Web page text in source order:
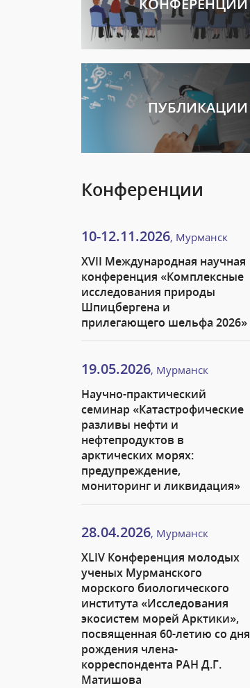
КОНФЕРЕНЦИИ
ПУБЛИКАЦИИ
Конференции
10-12.11.2026, Мурманск
XVII Международная научная
конференция «Комплексные
исследования природы
Шпицбергена и
прилегающего шельфа 2026»
19.05.2026, Мурманск
Научно-практический
семинар «Катастрофические
разливы нефти и
нефтепродуктов в
арктических морях:
предупреждение,
мониторинг и ликвидация»
28.04.2026, Мурманск
XLIV Конференция молодых
ученых Мурманского
морского биологического
института «Исследования
экосистем морей Арктики»,
посвященная 60-летию со дня
рождения члена-
корреспондента РАН Д.Г.
Матишова